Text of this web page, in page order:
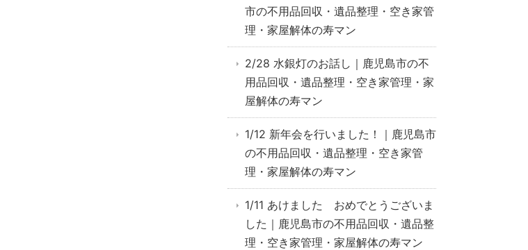
市の不用品回収・遺品整理・空き家管
理・家屋解体の寿マン
2/28 水銀灯のお話し｜鹿児島市の不
用品回収・遺品整理・空き家管理・家
屋解体の寿マン
1/12 新年会を行いました！｜鹿児島市
の不用品回収・遺品整理・空き家管
理・家屋解体の寿マン
1/11 あけました おめでとうございま
した｜鹿児島市の不用品回収・遺品整
理・空き家管理・家屋解体の寿マン